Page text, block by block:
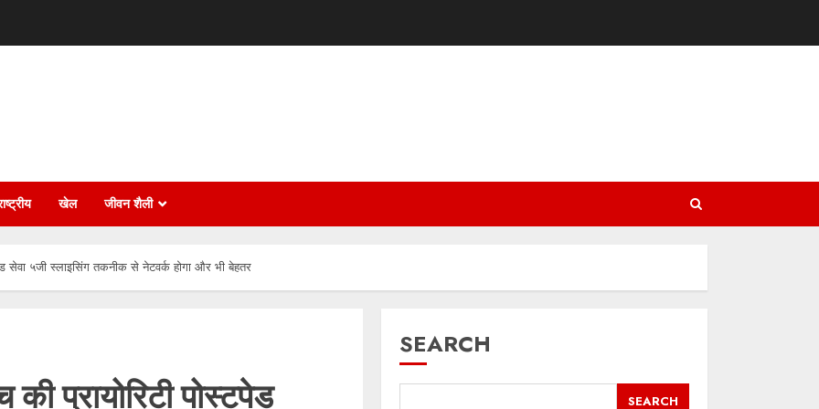
खेल जीवन शैली
सेवा ५जी स्लाइसिंग तकनीक से नेटवर्क होगा और भी बेहतर
प्रायोरिटी पोस्टपेड
SEARCH
SEARCH